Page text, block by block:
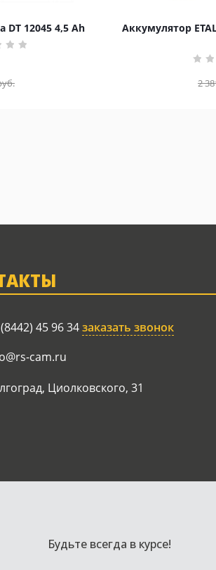
DT 12045 4,5 Ah
Аккумулятор
2
45 96 34заказать звонок
cam.ru
Циолковского, 31
Будьте всегда в курсе!